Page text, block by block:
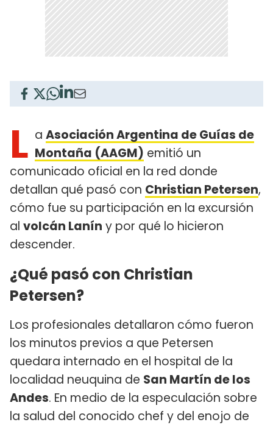
L a Asociación Argentina de Guías de
Montaña (AAGM) emitió un
comunicado oficial en la red donde
detallan qué pasó con Christian Petersen,
cómo fue su participación en la excursión
al volcán Lanín y por qué lo hicieron
descender.
¿Qué pasó con Christian
Petersen?
Los profesionales detallaron cómo fueron
los minutos previos a que Petersen
quedara internado en el hospital de la
localidad neuquina de San Martín de los
Andes. En medio de la especulación sobre
la salud del conocido chef y del enojo de